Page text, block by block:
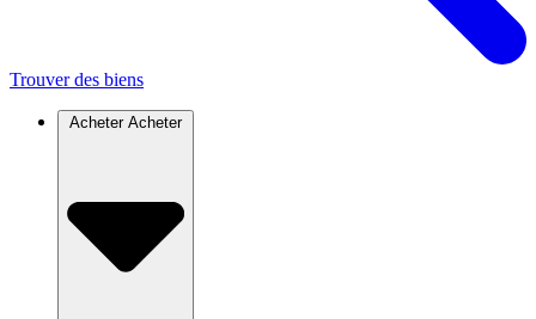
Trouver des biens
Acheter Acheter